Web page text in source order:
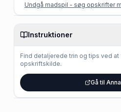
Undgå madspil - søg opskrifter
Instruktioner
Find detaljerede trin og tips ved
opskriftskilde.
Gå til